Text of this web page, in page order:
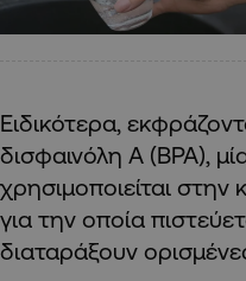
Ειδικότερα,
δισφαινόλη Α (BPA),
χρησιμοποιείται
για την οποία
διαταράξουν